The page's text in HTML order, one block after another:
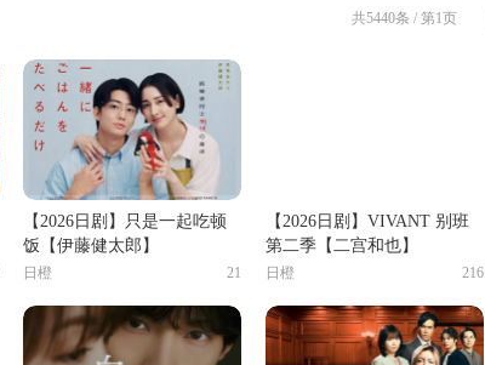
共5440条 / 第1页
【2026日剧】只是一起吃顿
饭【伊藤健太郎】
21
日橙
【2026日剧】VIVANT 别班
第二季【二宫和也】
216
日橙